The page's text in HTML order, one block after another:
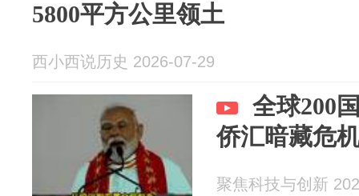
5800平方公里领土
西小西说历史 2026-07-29
全球200
侨汇暗藏危
聚焦科技与创新